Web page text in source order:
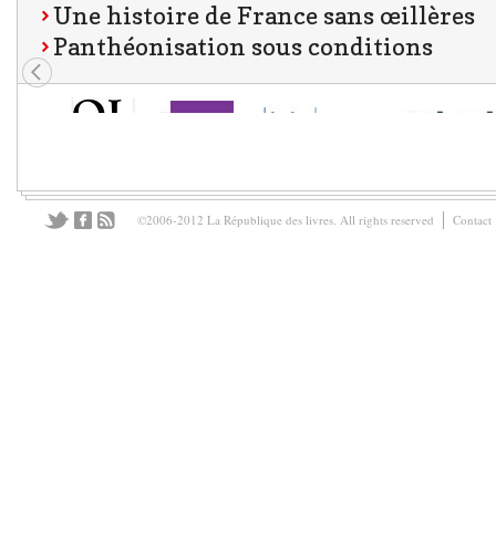
Une histoire de France sans œillères
Panthéonisation sous conditions
©2006-2012 La République des livres. All rights reserved Contact